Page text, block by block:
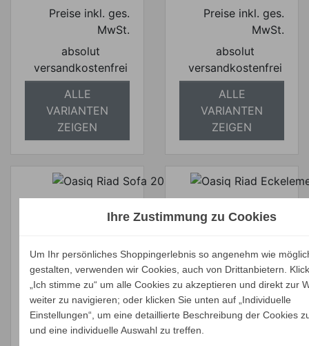
Preise inkl. ges.
MwSt.
absolut
versandkostenfrei
ALLE
VARIANTEN
ZEIGEN
Preise inkl. ges.
MwSt.
absolut
versandkostenfrei
ALLE
VARIANTEN
ZEIGEN
Verkaufspreis
ab 2.995,00 €
Preis
2.845,25 €
Ihr Spar-Preis
Preise inkl. ges.
MwSt.
Oasiq Riad
Eckelement 85
Verkaufspreis
ab 1.695,00 €
Preis
1.610,25 €
Ihr Spar-Preis
Preise inkl. ges.
Ihre Zustimmung zu Cookies
Um Ihr persönliches Shoppingerlebnis so angenehm wie
gestalten, verwenden wir Cookies, auch von Drittanbietern.
„Ich stimme zu“ um alle Cookies zu akzeptieren und direkt zur
weiter zu navigieren; oder klicken Sie unten auf „Individuelle
Einstellungen“, um eine detaillierte Beschreibung der Cookies
und eine individuelle Auswahl zu treffen.